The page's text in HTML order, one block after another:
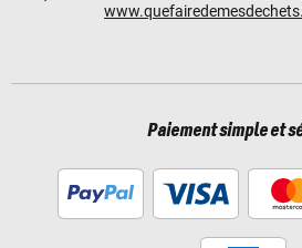
Paiement simple et